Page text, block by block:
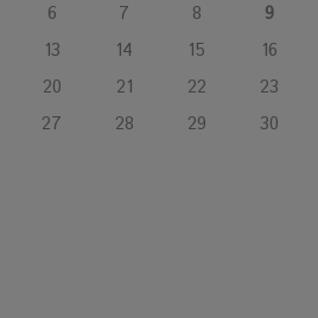
chemins : Rumilly interroge
Plongez dans le thriller
Quand la disparition devient un acte
6 7 8
9
13 14 15
16
20 21 22
23
27 28 29
30